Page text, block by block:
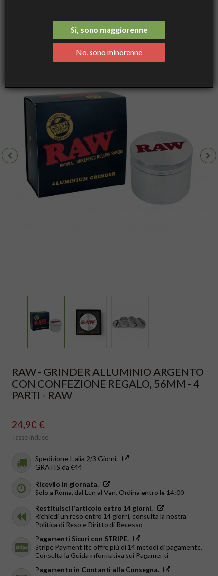
RAW - GRINDER ALLUMINIO ARGENTO
CON CONFEZIONE REGALO, 56MM - 4
PARTI - RAW
24,90 €
Tasse incluse
Spedizione Italia 2/3 Giorni.
GRATIS da €44
Ricevilo in giornata.
Solo a Roma, dal Lun al Ven. Ordina entro le 14:00
Restituisci l'articolo entro 14 giorni.
Richiedi un reso entro 14 giorni, consulta la nostra
Politica di Reso e Diritto di Recesso
Pagamenti Sicuri con STRIPE.
Stripe Payment ltd offre più di 14 metodi di pagamento.
Consulta la Guida informativa sui Pagamenti
Pagamento in Contanti alla Consegna.
Si, sono maggiorenne
No, sono minorenne